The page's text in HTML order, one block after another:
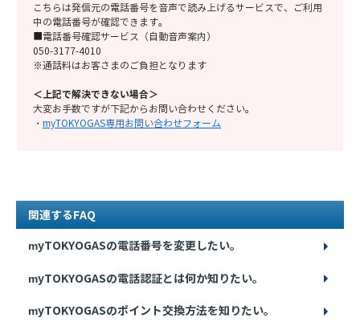
こちらは発信元の電話番号を音声で読み上げるサービスで、ご利用
中の電話番号が確認できます。
■電話番号確認サービス（自動音声案内）
050-3177-4010
※通話料はお客さまのご負担となります
＜上記で解決できない場合＞
大変お手数ですが下記からお問い合わせください。
・ myTOKYOGAS専用お問い合わせフォーム
関連するFAQ
myTOKYOGASの電話番号を変更したい。
myTOKYOGASの電話認証とは何か知りたい。
myTOKYOGASのポイント交換方法を知りたい。